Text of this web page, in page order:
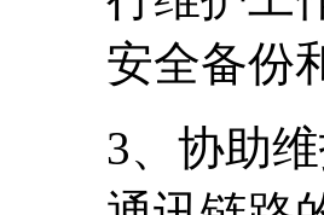
安全备份
3、协助